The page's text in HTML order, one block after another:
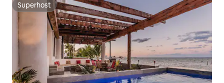
Superhost
Superhost